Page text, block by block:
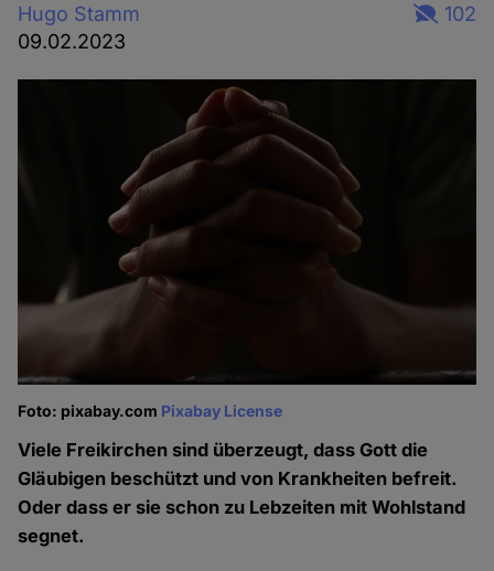
Hugo Stamm
09.02.2023
102
Foto: pixabay.com Pixabay License
Viele Freikirchen sind überzeugt, dass Gott die
Gläubigen beschützt und von Krankheiten befreit.
Oder dass er sie schon zu Lebzeiten mit Wohlstand
segnet.